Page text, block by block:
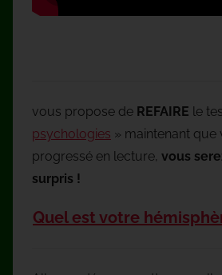
vous propose de REFAIRE le
psychologies » maintenant que
progressé en lecture, vous
surpris !
Quel est votre